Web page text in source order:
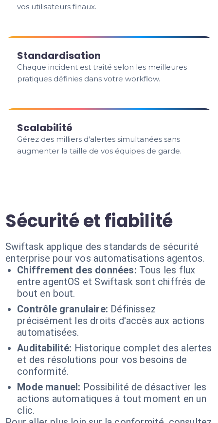
vos utilisateurs finaux.
Standardisation
Chaque incident est traité selon les meilleures
pratiques définies dans votre workflow.
Scalabilité
Gérez des milliers d'alertes simultanées sans
augmenter la taille de vos équipes de garde.
Sécurité et fiabilité
Swiftask applique des standards de sécurité
enterprise pour vos automatisations agentos.
Chiffrement des données: Tous les flux
entre agentOS et Swiftask sont chiffrés de
bout en bout.
Contrôle granulaire: Définissez
précisément les droits d'accès aux actions
automatisées.
Auditabilité: Historique complet des alertes
et des résolutions pour vos besoins de
conformité.
Mode manuel: Possibilité de désactiver les
actions automatiques à tout moment en un
clic.